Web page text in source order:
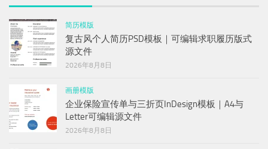
简历模版
复古风个人简历PSD模板｜可编辑求职履历版式
源文件
2026年8月8日
画册模版
企业保险宣传单与三折页InDesign模板｜A4与
Letter可编辑源文件
2026年8月8日